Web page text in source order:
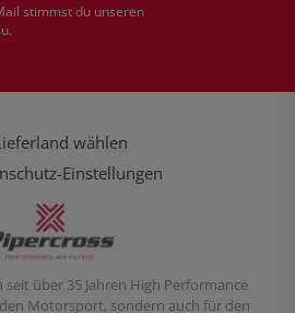
stimmst du unseren
wählen
Einstellungen
über 35 Jahren High Performance
Motorsport, sondern auch für den